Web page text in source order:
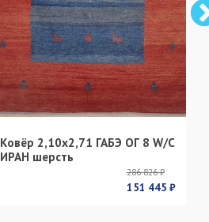
Ковёр 2,10х2,71 ГАБЭ ОГ 8 W/C
ИРАН шерсть
286 826 ₽
151 445 ₽